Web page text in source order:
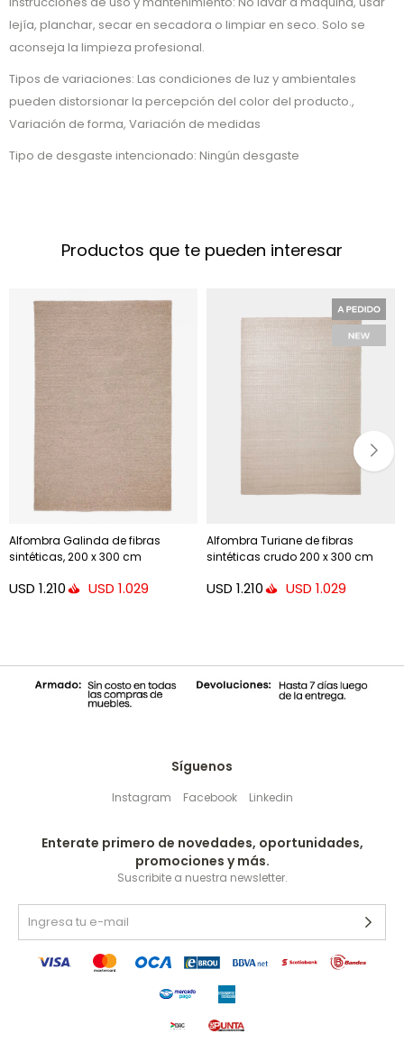
lejía, planchar, secar en secadora o limpiar en seco. Solo se
aconseja la limpieza profesional.
Tipos de variaciones: Las condiciones de luz y ambientales
pueden distorsionar la percepción del color del producto.,
Variación de forma, Variación de medidas
Tipo de desgaste intencionado: Ningún desgaste
Productos que te pueden interesar
Alfombra Galinda de fibras
sintéticas, 200 x 300 cm
USD 1.210 USD 1.029
Alfombra Turiane de fibras
sintéticas crudo 200 x 300 cm
USD 1.210 USD 1.029
Síguenos
Instagram Facebook Linkedin
Enterate primero de novedades, oportunidades,
promociones y más.
Suscribite a nuestra newsletter.